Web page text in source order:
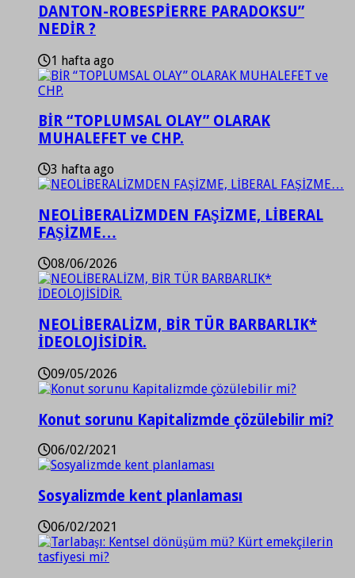
DANTON-ROBESPİERRE PARADOKSU”
NEDİR ?
1 hafta ago
BİR “TOPLUMSAL OLAY” OLARAK
MUHALEFET ve CHP.
3 hafta ago
NEOLİBERALİZMDEN FAŞİZME, LİBERAL
FAŞİZME…
08/06/2026
NEOLİBERALİZM, BİR TÜR BARBARLIK*
İDEOLOJİSİDİR.
09/05/2026
Konut sorunu Kapitalizmde çözülebilir mi?
06/02/2021
Sosyalizmde kent planlaması
06/02/2021